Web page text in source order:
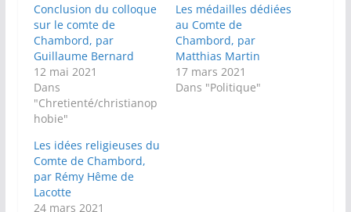
Conclusion du colloque
sur le comte de
Chambord, par
Guillaume Bernard
12 mai 2021
Dans
"Chretienté/christianop
hobie"
Les médailles dédiées
au Comte de
Chambord, par
Matthias Martin
17 mars 2021
Dans "Politique"
Les idées religieuses du
Comte de Chambord,
par Rémy Hême de
Lacotte
24 mars 2021